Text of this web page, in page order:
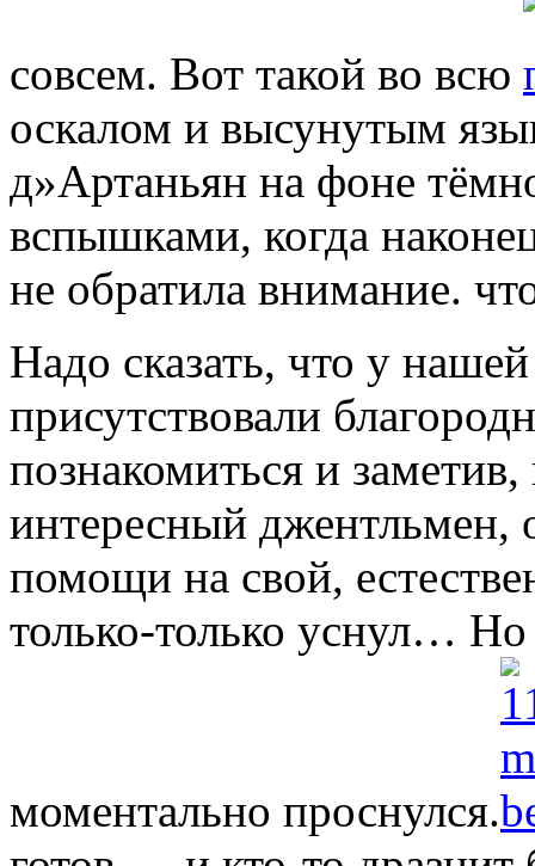
совсем. Вот такой во всю
оскалом и высунутым
д»Артаньян на фоне
вспышками, когда
не обратила внимание.
Надо сказать, что у
присутствовали
познакомиться и
интересный джентльмен,
помощи на свой,
только-только уснул… Но
моментально проснулся.